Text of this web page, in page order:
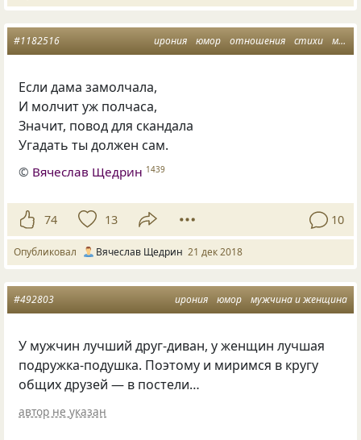
ирония юмор отношения стихи мужчина и женщина
#1182516
Если дама замолчала,
И молчит уж полчаса,
Значит, повод для скандала
Угадать ты должен сам.
© Вячеслав Щедрин 1439
74 13 10
Опубликовал Вячеслав Щедрин 21 дек 2018
ирония юмор мужчина и женщина
#492803
У мужчин лучший друг-диван, у женщин лучшая
подружка-подушка. Поэтому и миримся в кругу
общих друзей — в постели…
автор не указан